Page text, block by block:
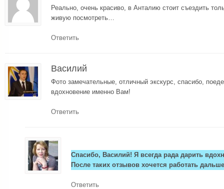
Реально, очень красиво, в Анталию стоит съездить
живую посмотреть…
Ответить
Василий
Фото замечательные, отличный экскурс, спасибо,
вдохновение именно Вам!
Ответить
Спасибо, Василий! Я всегда рада дарить
После таких отзывов хочется работать
Ответить